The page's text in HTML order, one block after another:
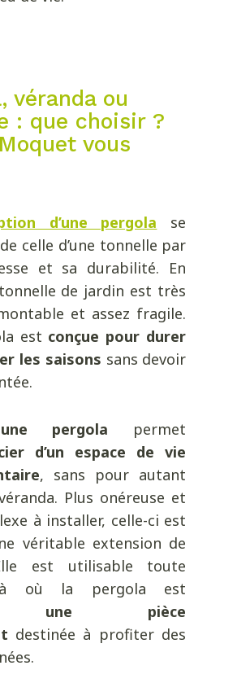
véranda ou
: que choisir ?
vous
d’une pergola se
celle d’une tonnelle par
et sa durabilité. En
de jardin est très
et assez fragile.
est conçue pour durer
les saisons sans devoir
pergola permet
d’un espace de vie
, sans pour autant
Plus onéreuse et
à installer, celle-ci est
véritable extension de
est utilisable toute
là où la pergola est
une pièce
destinée à profiter des